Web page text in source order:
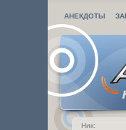
АНЕКДОТЫ
Ник: